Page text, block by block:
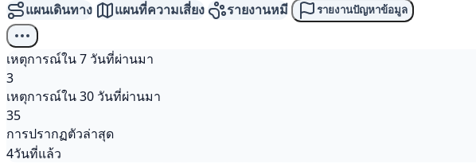
แผนเดินทาง แผนที่ความเสี่ยง รายงานหมี รายงานปัญหาข้อมูล
เหตุการณ์ใน 7 วันที่ผ่านมา
3
เหตุการณ์ใน 30 วันที่ผ่านมา
35
การปรากฏตัวล่าสุด
4วันที่แล้ว